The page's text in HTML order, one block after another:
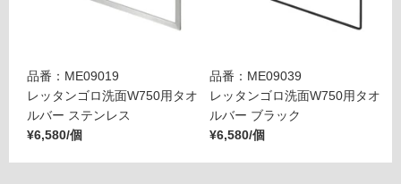
品番：ME09019
レッタンゴロ洗面W750用タオ
ルバー ステンレス
¥6,580/個
品番：ME09039
レッタンゴロ洗面W750用タオ
ルバー ブラック
¥6,580/個